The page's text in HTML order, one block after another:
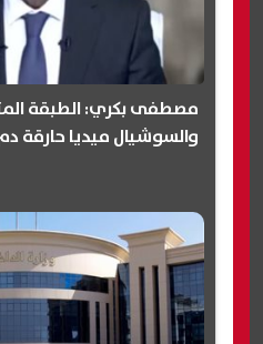
مصطفى بكري: الطبقة
والسوشيال ميديا حارقة